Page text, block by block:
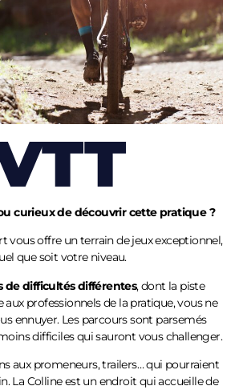
curieux de découvrir cette pratique ?
vous offre un terrain de jeux exceptionnel,
que soit votre niveau.
de difficultés différentes, dont la piste
professionnels de la pratique, vous ne
ennuyer. Les parcours sont parsemés
difficiles qui sauront vous challenger.
aux promeneurs, trailers… qui pourraient
La Colline est un endroit qui accueille de